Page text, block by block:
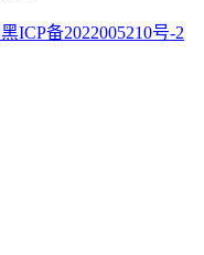
黑ICP备2022005210号-2